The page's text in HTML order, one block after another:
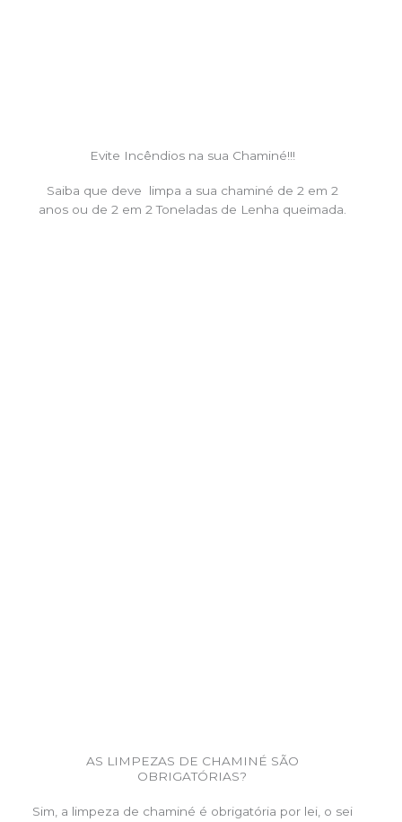
Evite Incêndios na sua Chaminé!!!
Saiba que deve limpa a sua chaminé de 2 em 2
anos ou de 2 em 2 Toneladas de Lenha queimada.
AS LIMPEZAS DE CHAMINÉ SÃO
OBRIGATÓRIAS?
Sim, a limpeza de chaminé é obrigatória por lei, o sei